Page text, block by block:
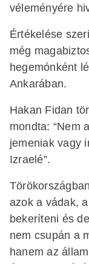
véleményére
Értékelése
még
hegemónként
Ankarában.
Hakan Fidan
mondta: “Nem
jemeniak vagy
Izraelé”.
azok a vádak,
bekeríteni és
nem csupán a
hanem az